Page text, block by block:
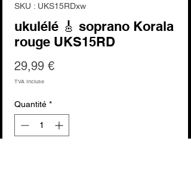
SKU : UKS15RDxw
ukulélé 🎸 soprano Korala
rouge UKS15RD
29,99 €Prix
TVA Incluse
Quantité *